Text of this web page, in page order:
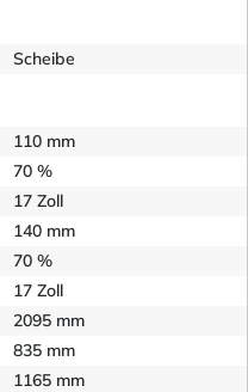
Scheibe
110 mm
70 %
17 Zoll
140 mm
70 %
17 Zoll
2095 mm
835 mm
1165 mm